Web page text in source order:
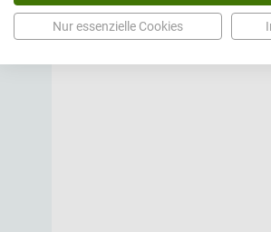
Nur essenzielle Cookies